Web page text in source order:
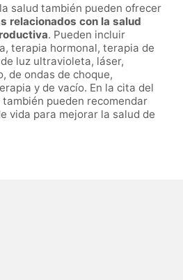
salud también pueden ofrecer
relacionados con la salud
. Pueden incluir
terapia hormonal, terapia de
luz ultravioleta, láser,
de ondas de choque,
y de vacío. En la cita del
pueden recomendar
vida para mejorar la salud de